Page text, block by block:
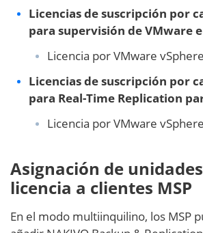
Licencias de suscripción por
para supervisión de VMware
Licencia por VMware
Licencias de suscripción por
para Real-Time Replication
Licencia por VMware
Asignación de
licencia a clientes MSP
En el modo multiinquilino, los MSP